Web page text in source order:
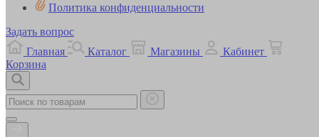
Политика конфиденциальности
Задать вопрос
Главная
Каталог Магазины
Кабинет
Корзина